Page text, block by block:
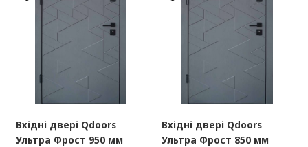
Вхідні двері Qdoors
Ультра Фрост 950 мм
Вхідні двері Qdoors
Ультра Фрост 850 мм